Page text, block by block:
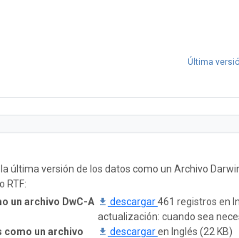
Última
última versión de los datos como un Archivo
RTF:
un archivo DwC-A
descargar461 registros en
actualización: cuando sea
como un archivo
descargaren Inglés (22 KB)